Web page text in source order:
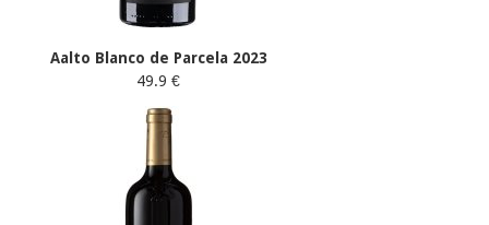
Aalto Blanco de Parcela 2023
49.9 €